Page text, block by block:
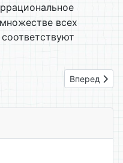
всех
Следующий:
Вперед